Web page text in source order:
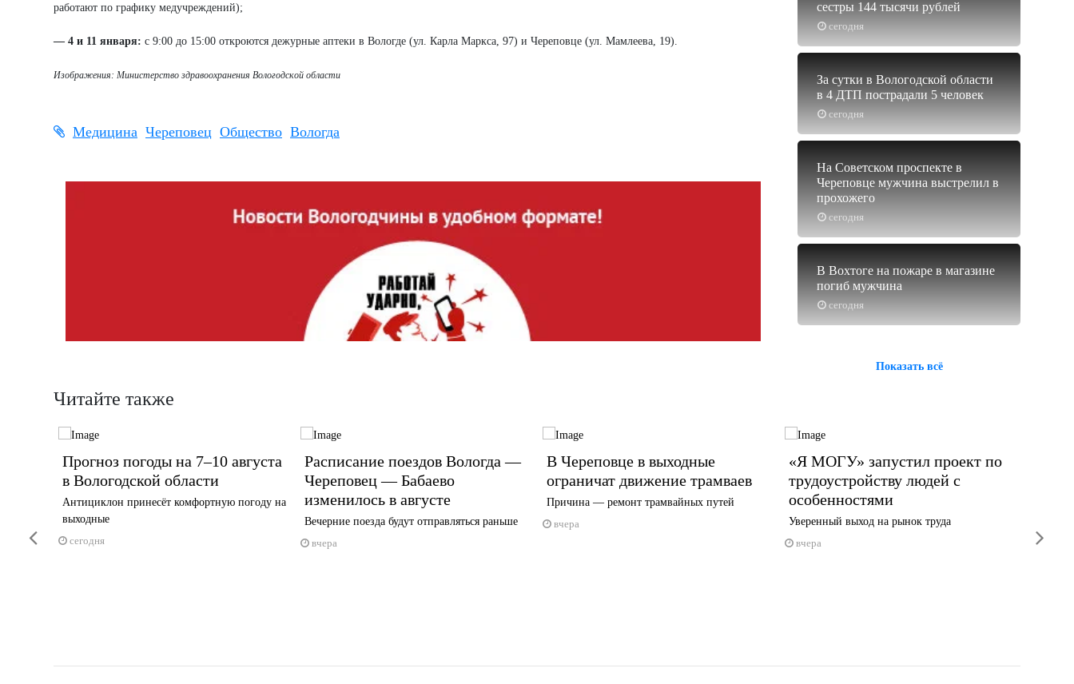
работают по графику медучреждений);
— 4 и 11 января: с 9:00 до 15:00 откроются дежурные аптеки в Вологде (ул. Карла Маркса, 97) и Череповце (ул. Мамлеева, 19).
Изображения: Министерство здравоохранения Вологодской области
Медицина Череповец Общество Вологда
сегодня
сестры 144 тысячи рублей
сегодня
За сутки в Вологодской области
в 4 ДТП пострадали 5 человек
сегодня
На Советском проспекте в
Череповце мужчина выстрелил в
прохожего
сегодня
В Вохтоге на пожаре в магазине
погиб мужчина
Показать всё
Читайте также
Прогноз погоды на 7–10 августа
в Вологодской области
Антициклон принесёт комфортную погоду на
выходные
сегодня
Расписание поездов Вологда —
Череповец — Бабаево
изменилось в августе
Вечерние поезда будут отправляться раньше
вчера
В Череповце в выходные
ограничат движение трамваев
Причина — ремонт трамвайных путей
вчера
«Я МОГУ» запустил проект по
трудоустройству людей с
особенностями
Уверенный выход на рынок труда
вчера